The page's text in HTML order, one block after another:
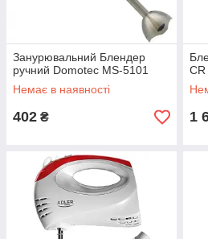
Занурювальний Блендер
ручний Domotec MS-5101
Немає в наявності
402 ₴
CR
1